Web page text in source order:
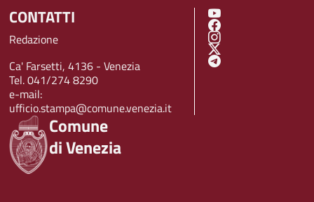
Comune
di Venezia
CONTATTI
Redazione
Ca' Farsetti, 4136 - Venezia
Tel. 041/274 8290
e-mail:
ufficio.stampa@comune.venezia.it
SOCIAL MENU